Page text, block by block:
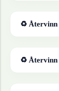
♻ Återvinn
♻ Återvinn